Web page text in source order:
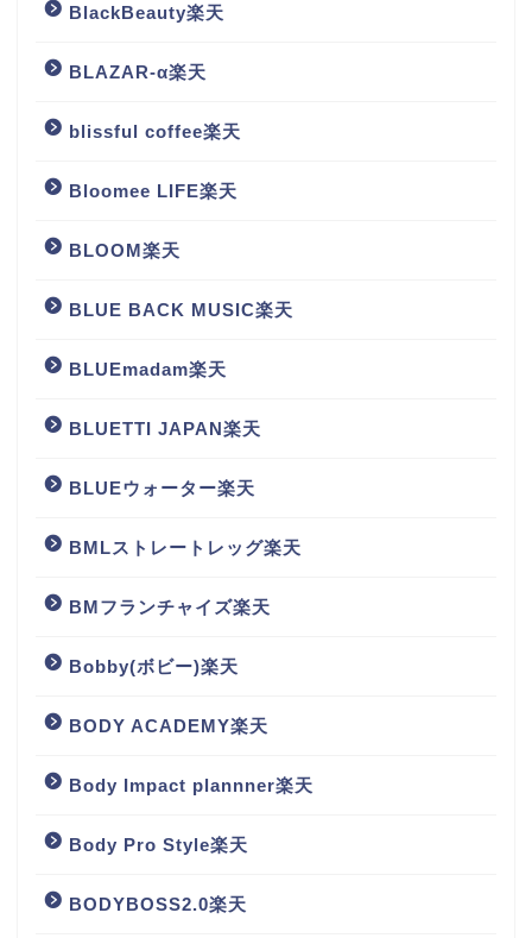
BlackBeauty楽天
BLAZAR-α楽天
blissful coffee楽天
Bloomee LIFE楽天
BLOOM楽天
BLUE BACK MUSIC楽天
BLUEmadam楽天
BLUETTI JAPAN楽天
BLUEウォーター楽天
BMLストレートレッグ楽天
BMフランチャイズ楽天
Bobby(ボビー)楽天
BODY ACADEMY楽天
Body Impact plannner楽天
Body Pro Style楽天
BODYBOSS2.0楽天